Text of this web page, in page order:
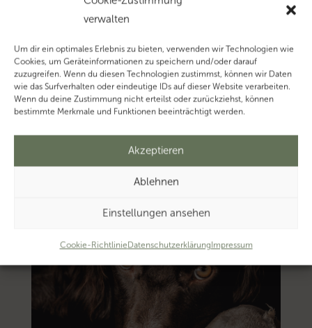
verwalten
Um dir ein optimales Erlebnis zu bieten, verwenden wir Technologien wie
Cookies, um Geräteinformationen zu speichern und/oder darauf
zuzugreifen. Wenn du diesen Technologien zustimmst, können wir Daten
wie das Surfverhalten oder eindeutige IDs auf dieser Website verarbeiten.
Wenn du deine Zustimmung nicht erteilst oder zurückziehst, können
bestimmte Merkmale und Funktionen beeinträchtigt werden.
Akzeptieren
Ablehnen
Einstellungen ansehen
Cookie-RichtlinieDatenschutzerklärungImpressum
‚Umsatzsteuer-
Identifikationsnummer’…